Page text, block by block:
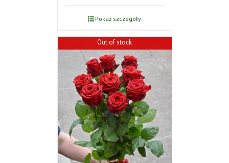
Pokaż szczegóły
Out of stock